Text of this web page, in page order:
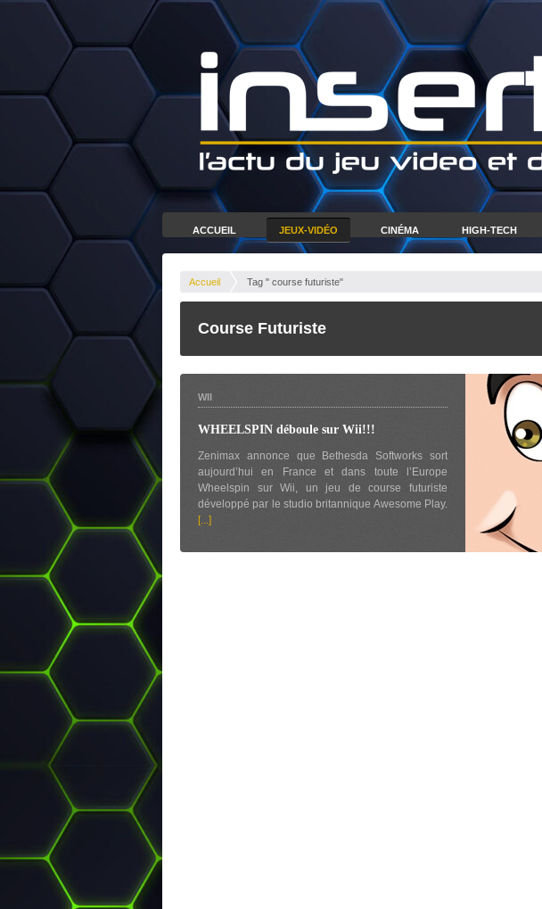
ACCUEIL JEUX-VIDÉO CINÉMA HIGH-TECH
Accueil Tag " course futuriste"
Course Futuriste
WII
WHEELSPIN déboule sur Wii!!!
Zenimax annonce que Bethesda Softworks sort
aujourd’hui en France et dans toute l’Europe
Wheelspin sur Wii, un jeu de course futuriste
développé par le studio britannique Awesome Play.
[...]